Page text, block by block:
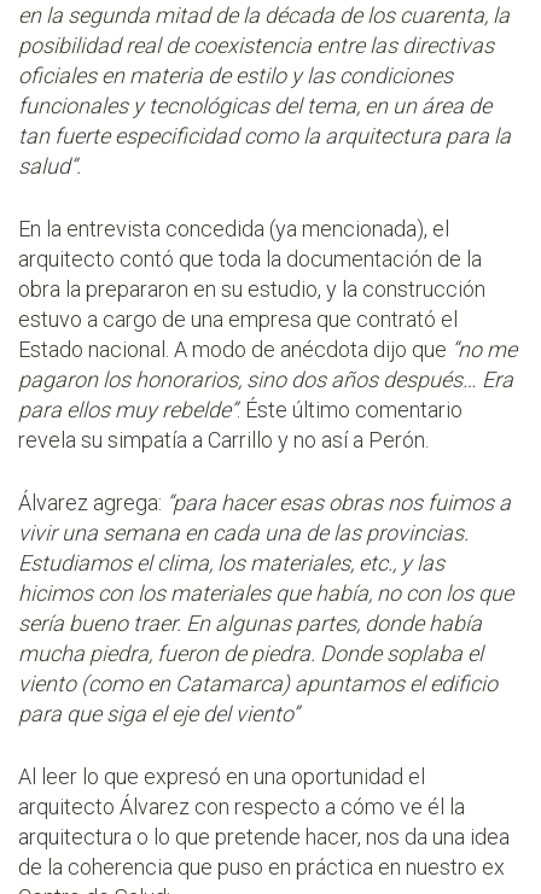
en la segunda mitad de la década de los cuarenta, la
posibilidad real de coexistencia entre las directivas
oficiales en materia de estilo y las condiciones
funcionales y tecnológicas del tema, en un área de
tan fuerte especificidad como la arquitectura para la
salud”.
En la entrevista concedida (ya mencionada), el
arquitecto contó que toda la documentación de la
obra la prepararon en su estudio, y la construcción
estuvo a cargo de una empresa que contrató el
Estado nacional. A modo de anécdota dijo que “no me
pagaron los honorarios, sino dos años después… Era
para ellos muy rebelde”. Éste último comentario
revela su simpatía a Carrillo y no así a Perón.
Álvarez agrega: “para hacer esas obras nos fuimos a
vivir una semana en cada una de las provincias.
Estudiamos el clima, los materiales, etc., y las
hicimos con los materiales que había, no con los que
sería bueno traer. En algunas partes, donde había
mucha piedra, fueron de piedra. Donde soplaba el
viento (como en Catamarca) apuntamos el edificio
para que siga el eje del viento”
Al leer lo que expresó en una oportunidad el
arquitecto Álvarez con respecto a cómo ve él la
arquitectura o lo que pretende hacer, nos da una idea
de la coherencia que puso en práctica en nuestro ex